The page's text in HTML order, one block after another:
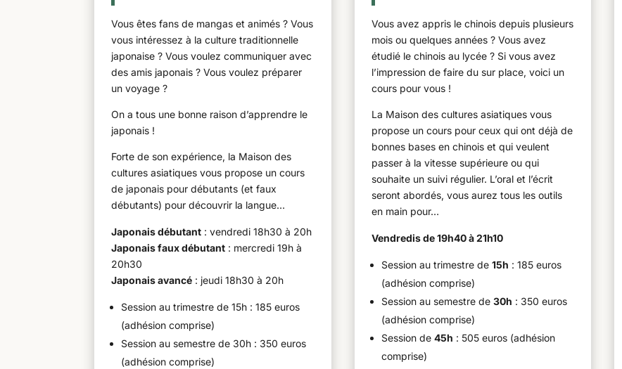
Vous êtes fans de mangas et animés ? Vous
vous intéressez à la culture traditionnelle
japonaise ? Vous voulez communiquer avec
des amis japonais ? Vous voulez préparer
un voyage ?
On a tous une bonne raison d’apprendre le
japonais !
Forte de son expérience, la Maison des
cultures asiatiques vous propose un cours
de japonais pour débutants (et faux
débutants) pour découvrir la langue…
Japonais débutant : vendredi 18h30 à 20h
Japonais faux débutant : mercredi 19h à
20h30
Japonais avancé : jeudi 18h30 à 20h
Session au trimestre de 15h : 185 euros
(adhésion comprise)
Session au semestre de 30h : 350 euros
(adhésion comprise)
Vous avez appris le chinois depuis plusieurs
mois ou quelques années ? Vous avez
étudié le chinois au lycée ? Si vous avez
l’impression de faire du sur place, voici un
cours pour vous !
La Maison des cultures asiatiques vous
propose un cours pour ceux qui ont déjà de
bonnes bases en chinois et qui veulent
passer à la vitesse supérieure ou qui
souhaite un suivi régulier. L’oral et l’écrit
seront abordés, vous aurez tous les outils
en main pour…
Vendredis de 19h40 à 21h10
Session au trimestre de 15h : 185 euros
(adhésion comprise)
Session au semestre de 30h : 350 euros
(adhésion comprise)
Session de 45h : 505 euros (adhésion
comprise)